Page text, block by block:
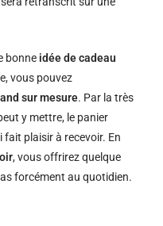
bonne idée de cadeau
vous pouvez
sur mesure. Par la très
y mettre, le panier
plaisir à recevoir. En
, vous offrirez quelque
forcément au quotidien.